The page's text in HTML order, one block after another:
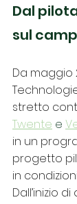
Dal
sul
Da maggio
stretto
Twente e
in un
progetto
in
Dall’inizio